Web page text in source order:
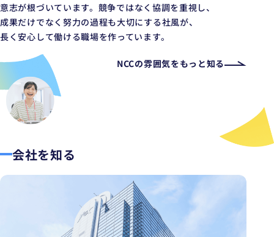
意志が根づいています。 競争ではなく協調を重視し、
成果だけでなく努力の過程も大切にする社風が、
長く安心して働ける職場を作っています。
NCCの雰囲気をもっと知る
会社を知る